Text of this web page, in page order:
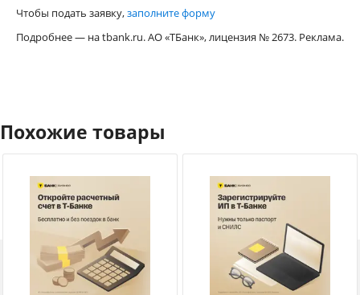
Чтобы подать заявку,заполните форму
Подробнее — на tbank.ru. АО «ТБанк», лицензия № 2673. Реклама.
Похожие товары